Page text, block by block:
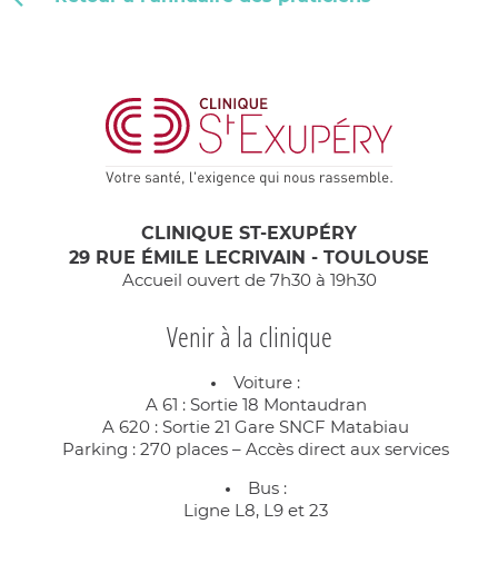
CLINIQUE ST-EXUPÉRY
29 RUE ÉMILE LECRIVAIN - TOULOUSE
Accueil ouvert de 7h30 à 19h30
Venir à la clinique
Voiture :
A 61 : Sortie 18 Montaudran
A 620 : Sortie 21 Gare SNCF Matabiau
Parking : 270 places – Accès direct aux services
Bus :
Ligne L8, L9 et 23